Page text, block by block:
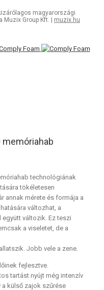
magyarországi
Group Kft. | muzix.hu
memóriahab
technológiának
tökéletesen
annak mérete és formája a
változhat, a
változik. Ez teszi
a viseletet, de a
Jobb vele a zene.
fejlesztve.
tartást nyújt még intenzív
külső zajok szűrése